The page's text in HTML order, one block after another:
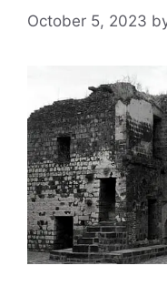
October 5, 2023